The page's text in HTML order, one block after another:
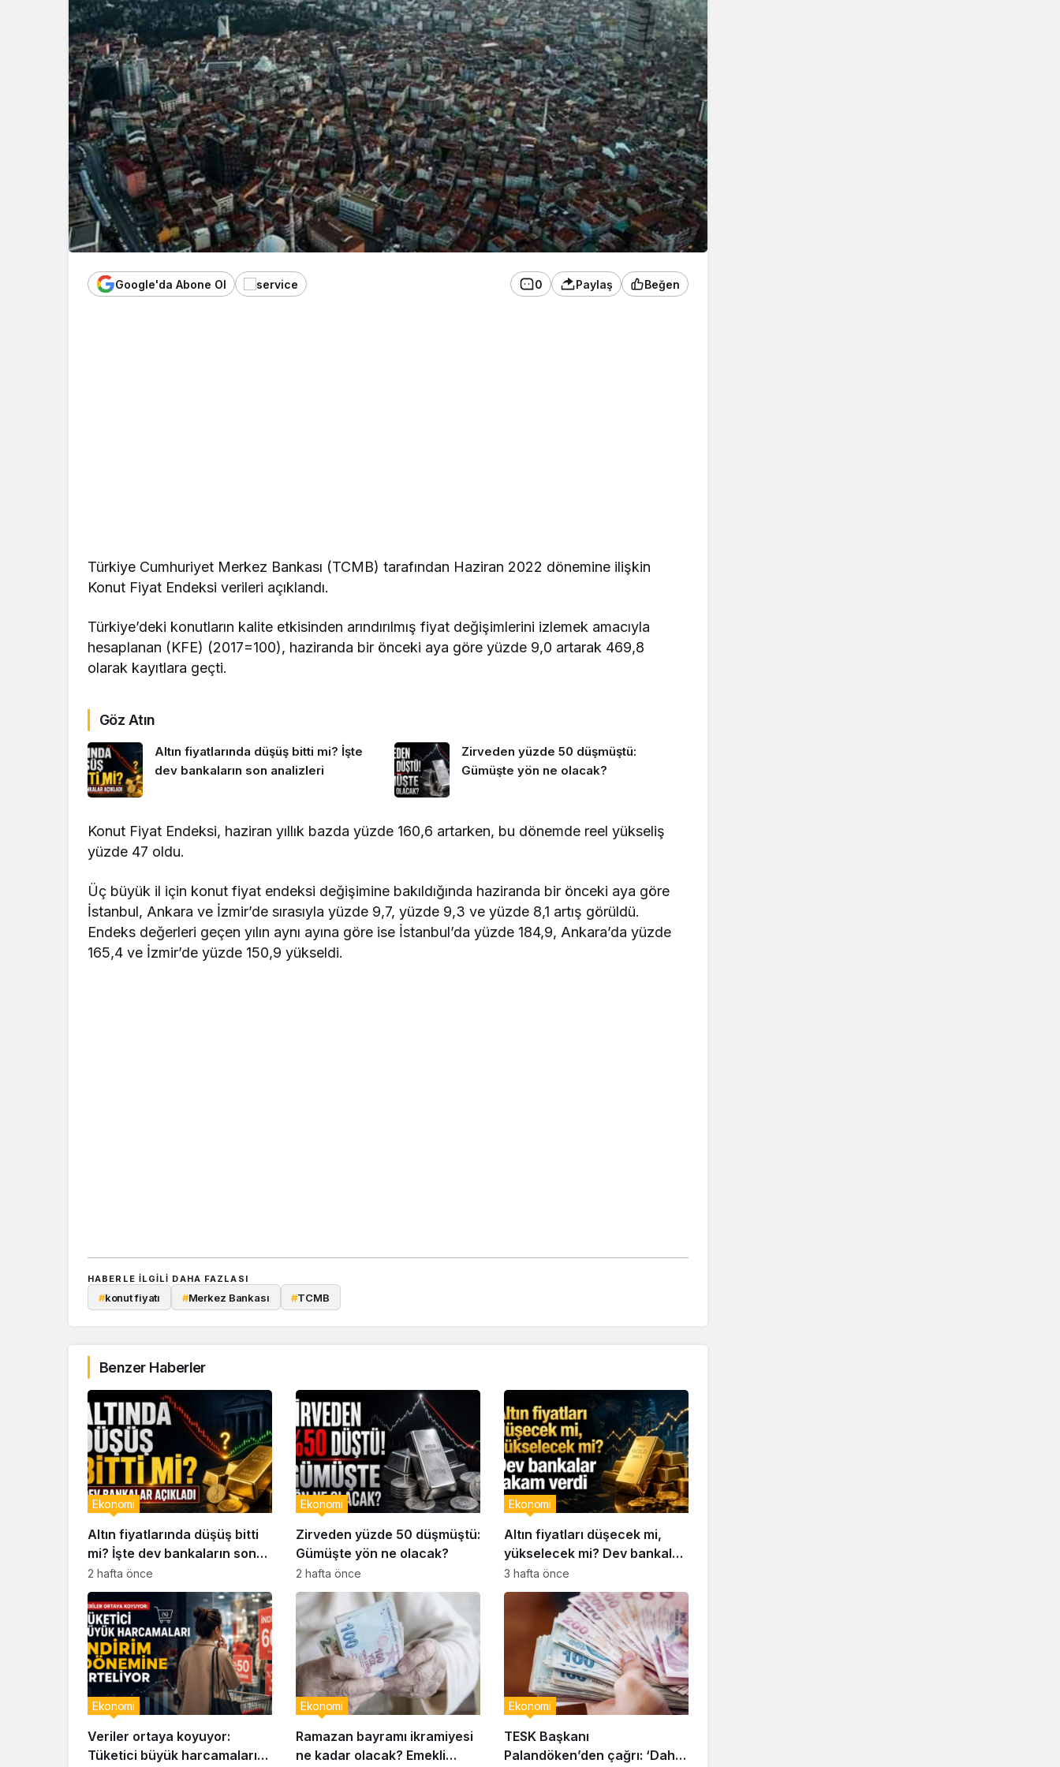
Google'da Abone Ol 0 Paylaş Beğen
Türkiye Cumhuriyet Merkez Bankası (TCMB) tarafından Haziran 2022 dönemine ilişkin
Konut Fiyat Endeksi verileri açıklandı.
Türkiye’deki konutların kalite etkisinden arındırılmış fiyat değişimlerini izlemek amacıyla
hesaplanan (KFE) (2017=100), haziranda bir önceki aya göre yüzde 9,0 artarak 469,8
olarak kayıtlara geçti.
Göz Atın
Altın fiyatlarında düşüş bitti mi? İşte
dev bankaların son analizleri
Zirveden yüzde 50 düşmüştü:
Gümüşte yön ne olacak?
Konut Fiyat Endeksi, haziran yıllık bazda yüzde 160,6 artarken, bu dönemde reel yükseliş
yüzde 47 oldu.
Üç büyük il için konut fiyat endeksi değişimine bakıldığında haziranda bir önceki aya göre
İstanbul, Ankara ve İzmir’de sırasıyla yüzde 9,7, yüzde 9,3 ve yüzde 8,1 artış görüldü.
Endeks değerleri geçen yılın aynı ayına göre ise İstanbul’da yüzde 184,9, Ankara’da yüzde
165,4 ve İzmir’de yüzde 150,9 yükseldi.
HABERLE ILGILI DAHA FAZLASI
#konut fiyatı #Merkez Bankası #TCMB
Benzer Haberler
Altın fiyatlarında düşüş bitti
mi? İşte dev bankaların son
analizleri
Ekonomi
2 hafta önce
Zirveden yüzde 50 düşmüştü:
Gümüşte yön ne olacak?
Ekonomi
2 hafta önce
Altın fiyatları düşecek mi,
yükselecek mi? Dev bankalar
rakam verdi…
Ekonomi
3 hafta önce
Veriler ortaya koyuyor:
Tüketici büyük harcamaları
Ekonomi
Ramazan bayramı ikramiyesi
ne kadar olacak? Emekli
Ekonomi
TESK Başkanı
Palandöken’den çağrı: ‘Daha
Ekonomi